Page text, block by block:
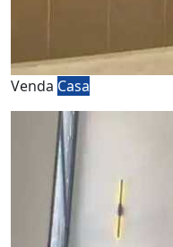
Venda Casa